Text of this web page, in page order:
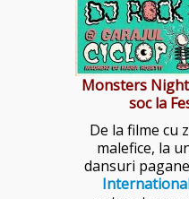
Monsters
soc la
De la filme cu
malefice, la
dansuri